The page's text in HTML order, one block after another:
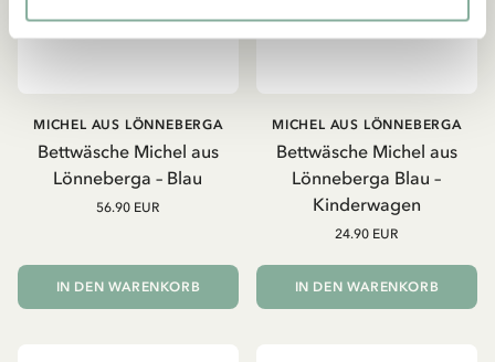
Bettwäsche Michel aus
Lönneberga – Blau
MICHEL AUS LÖNNEBERGA
56.90 EUR
IN DEN WARENKORB
Bettwäsche Michel aus
Lönneberga Blau –
Kinderwagen
MICHEL AUS LÖNNEBERGA
24.90 EUR
IN DEN WARENKORB